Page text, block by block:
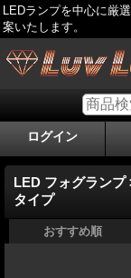
LEDランプを中心に厳
案いたします。
ログイン
LED フォグランプ
タイプ
おすすめ順